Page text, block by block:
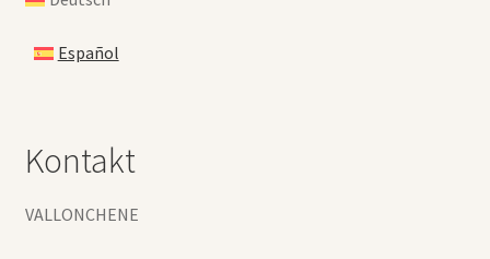
Español
Kontakt
VALLONCHENE